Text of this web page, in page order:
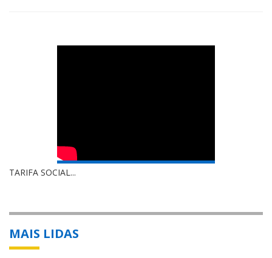
TARIFA SOCIAL...
MAIS LIDAS